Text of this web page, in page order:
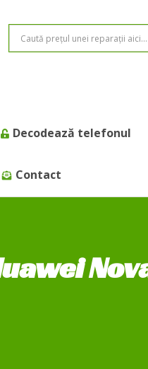
Decodează telefonul
Contact